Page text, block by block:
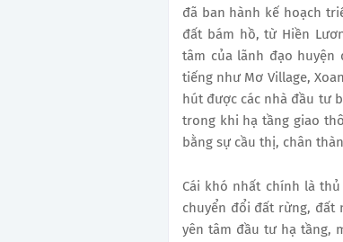
đã ban hành kế hoạch
đất bám hồ, từ Hiền
tâm của lãnh đạo
tiếng như Mơ Village,
hút được các nhà đầu tư
trong khi hạ tầng giao
bằng sự cầu thị, chân
Cái khó nhất chính là
chuyển đổi đất rừng, đất
yên tâm đầu tư hạ tầng,